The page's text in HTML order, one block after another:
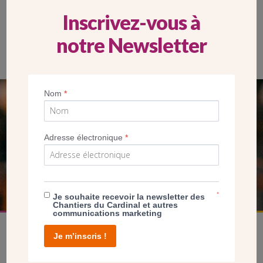
SEUL VOTRE DON
Inscrivez-vous à
notre Newsletter
Nom*
Adresse électronique*
Je souhaite recevoir la newsletter des
Chantiers du Cardinal et autres
communications marketing
*
Je m’inscris !